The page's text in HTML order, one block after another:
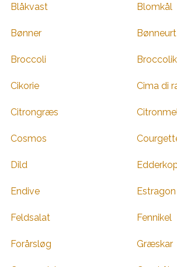
Blåkvast Blomkål
Bønner Bønneurt
Broccoli
Cikorie Cima di
Citrongræs
Cosmos
Dild
Endive Estragon
Feldsalat Fennikel
Forårsløg Græskar